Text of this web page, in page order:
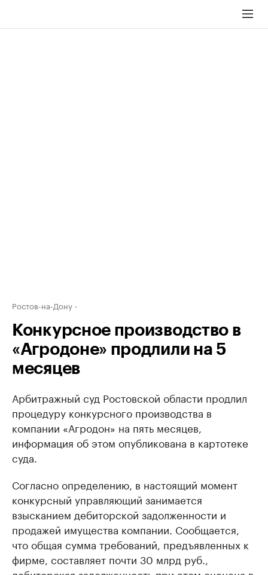
Ростов-на-Дону
Конкурсное производство в
«Агродоне» продлили на 5
месяцев
Арбитражный суд Ростовской области продлил
процедуру конкурсного производства в
компании «Агродон» на пять месяцев,
информация об этом опубликована в картотеке
суда.
Согласно определению, в настоящий момент
конкурсный управляющий занимается
взысканием дебиторской задолженности и
продажей имущества компании. Сообщается,
что общая сумма требований, предъявленных к
фирме, составляет почти 30 млрд руб.,